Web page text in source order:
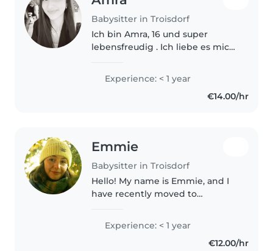
Babysitter in Troisdorf
Ich bin Amra, 16 und super
lebensfreudig . Ich liebe es mich
mich um sie zu sorgen da ich
selber mit 4 Geschwistern
Experience: < 1 year
€14.00/hr
Emmie
Babysitter in Troisdorf
Hello! My name is Emmie, and I
have recently moved to
Australia. While my German is
still improving, I offer babysitting
services to families who are
Experience: < 1 year
€12.00/hr